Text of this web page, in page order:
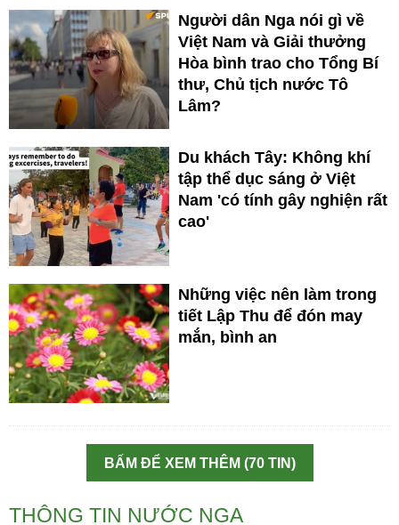
Người dân Nga nói gì về
Việt Nam và Giải thưởng
Hòa bình trao cho Tổng Bí
thư, Chủ tịch nước Tô
Lâm?
Du khách Tây: Không khí
tập thể dục sáng ở Việt
Nam 'có tính gây nghiện rất
cao'
Những việc nên làm trong
tiết Lập Thu để đón may
mắn, bình an
BẤM ĐỂ XEM THÊM (70 TIN)
THÔNG TIN NƯỚC NGA